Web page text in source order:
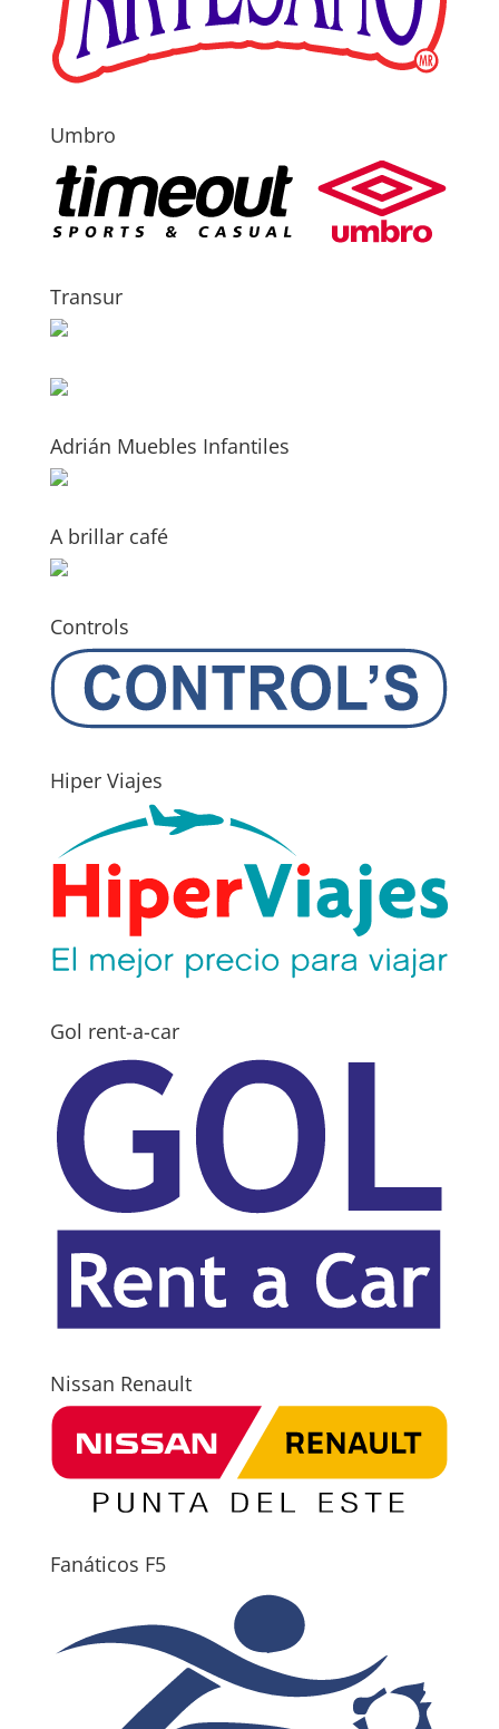
Umbro
Transur
Adrián Muebles Infantiles
A brillar café
Controls
Hiper Viajes
Gol rent-a-car
Nissan Renault
Fanáticos F5